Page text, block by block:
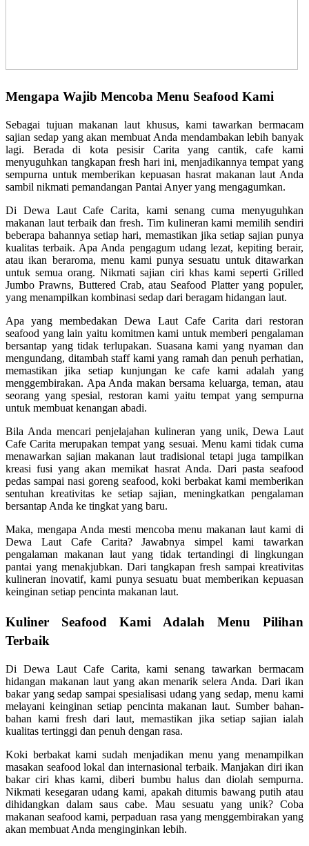
Mengapa Wajib Mencoba Menu Seafood Kami
Sebagai tujuan makanan laut khusus, kami tawarkan bermacam
sajian sedap yang akan membuat Anda mendambakan lebih banyak
lagi. Berada di kota pesisir Carita yang cantik, cafe kami
menyuguhkan tangkapan fresh hari ini, menjadikannya tempat yang
sempurna untuk memberikan kepuasan hasrat makanan laut Anda
sambil nikmati pemandangan Pantai Anyer yang mengagumkan.
Di Dewa Laut Cafe Carita, kami senang cuma menyuguhkan
makanan laut terbaik dan fresh. Tim kulineran kami memilih sendiri
beberapa bahannya setiap hari, memastikan jika setiap sajian punya
kualitas terbaik. Apa Anda pengagum udang lezat, kepiting berair,
atau ikan beraroma, menu kami punya sesuatu untuk ditawarkan
untuk semua orang. Nikmati sajian ciri khas kami seperti Grilled
Jumbo Prawns, Buttered Crab, atau Seafood Platter yang populer,
yang menampilkan kombinasi sedap dari beragam hidangan laut.
Apa yang membedakan Dewa Laut Cafe Carita dari restoran
seafood yang lain yaitu komitmen kami untuk memberi pengalaman
bersantap yang tidak terlupakan. Suasana kami yang nyaman dan
mengundang, ditambah staff kami yang ramah dan penuh perhatian,
memastikan jika setiap kunjungan ke cafe kami adalah yang
menggembirakan. Apa Anda makan bersama keluarga, teman, atau
seorang yang spesial, restoran kami yaitu tempat yang sempurna
untuk membuat kenangan abadi.
Bila Anda mencari penjelajahan kulineran yang unik, Dewa Laut
Cafe Carita merupakan tempat yang sesuai. Menu kami tidak cuma
menawarkan sajian makanan laut tradisional tetapi juga tampilkan
kreasi fusi yang akan memikat hasrat Anda. Dari pasta seafood
pedas sampai nasi goreng seafood, koki berbakat kami memberikan
sentuhan kreativitas ke setiap sajian, meningkatkan pengalaman
bersantap Anda ke tingkat yang baru.
Maka, mengapa Anda mesti mencoba menu makanan laut kami di
Dewa Laut Cafe Carita? Jawabnya simpel kami tawarkan
pengalaman makanan laut yang tidak tertandingi di lingkungan
pantai yang menakjubkan. Dari tangkapan fresh sampai kreativitas
kulineran inovatif, kami punya sesuatu buat memberikan kepuasan
keinginan setiap pencinta makanan laut.
Kuliner Seafood Kami Adalah Menu Pilihan
Terbaik
Di Dewa Laut Cafe Carita, kami senang tawarkan bermacam
hidangan makanan laut yang akan menarik selera Anda. Dari ikan
bakar yang sedap sampai spesialisasi udang yang sedap, menu kami
melayani keinginan setiap pencinta makanan laut. Sumber bahan-
bahan kami fresh dari laut, memastikan jika setiap sajian ialah
kualitas tertinggi dan penuh dengan rasa.
Koki berbakat kami sudah menjadikan menu yang menampilkan
masakan seafood lokal dan internasional terbaik. Manjakan diri ikan
bakar ciri khas kami, diberi bumbu halus dan diolah sempurna.
Nikmati kesegaran udang kami, apakah ditumis bawang putih atau
dihidangkan dalam saus cabe. Mau sesuatu yang unik? Coba
makanan seafood kami, perpaduan rasa yang menggembirakan yang
akan membuat Anda menginginkan lebih.